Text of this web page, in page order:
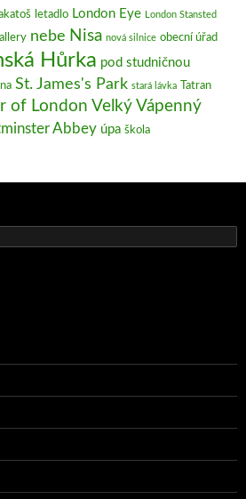
letadlo London Eye London Stansted
nebe Nisa nová silnice obecní úřad
Hůrka pod studničnou
St. James's Park stará lávka Tatran
of London Velký Vápenný
Abbey úpa škola